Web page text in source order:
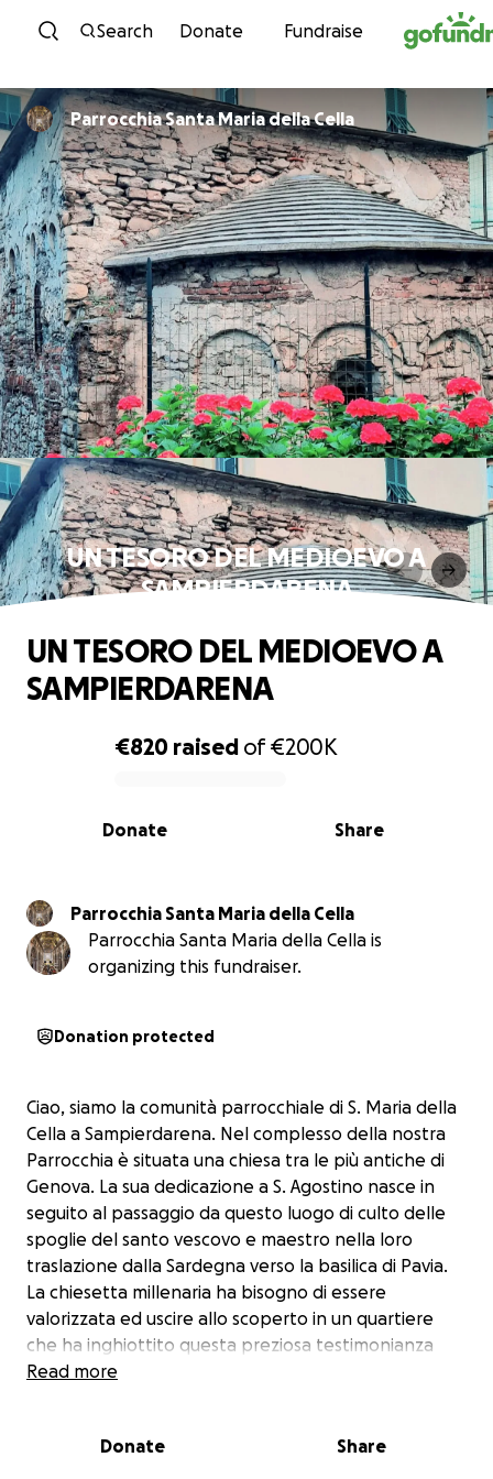
Skip to content
Search Donate Fundraise
Parrocchia Santa Maria della Cella
UN TESORO DEL MEDIOEVO A
SAMPIERDARENA
0% complete
€820 raised of€200K
Share
Donate
UN TESORO DEL MEDIOEVO A
SAMPIERDARENA
Parrocchia Santa Maria della Cella
Parrocchia Santa Maria della Cella is
organizing this fundraiser.
Donation protected
Ciao, siamo la comunità parrocchiale di S. Maria della
Cella a Sampierdarena. Nel complesso della nostra
Parrocchia è situata una chiesa tra le più antiche di
Genova. La sua dedicazione a S. Agostino nasce in
seguito al passaggio da questo luogo di culto delle
spoglie del santo vescovo e maestro nella loro
traslazione dalla Sardegna verso la basilica di Pavia.
La chiesetta millenaria ha bisogno di essere
valorizzata ed uscire allo scoperto in un quartiere
che ha inghiottito questa preziosa testimonianza
storica e architettonica. I lavori prevedono un
ad essa circonstante. La spesa è molto alta. Tuttavia,
Read more
Donate Share